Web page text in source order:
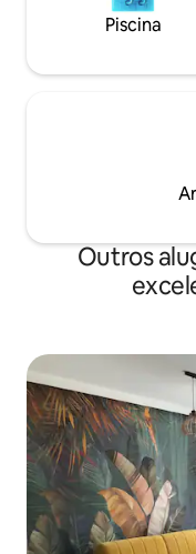
Piscina
Outros